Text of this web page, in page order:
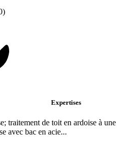
Expertises
traitement de toit en ardoise à une
avec bac en acie...